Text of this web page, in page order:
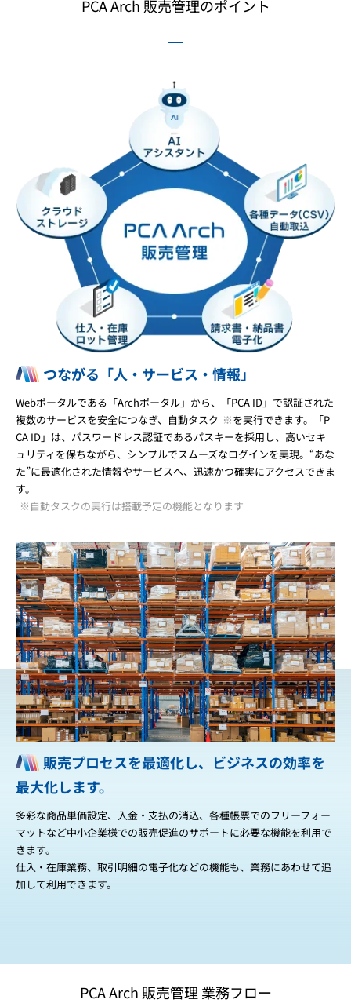
PCA Arch 販売管理のポイント
つながる「人・サービス・情報」
Webポータルである「Archポータル」から、「PCA ID」で認証された
複数のサービスを安全につなぎ、自動タスク ※を実行できます。「P
CA ID」は、パスワードレス認証であるパスキーを採用し、高いセキ
ュリティを保ちながら、シンプルでスムーズなログインを実現。“あな
た”に最適化された情報やサービスへ、迅速かつ確実にアクセスできま
す。
※自動タスクの実行は搭載予定の機能となります
販売プロセスを最適化し、ビジネスの効率を
最大化します。
多彩な商品単価設定、入金・支払の消込、各種帳票でのフリーフォー
マットなど中小企業様での販売促進のサポートに必要な機能を利用で
きます。
仕入・在庫業務、取引明細の電子化などの機能も、業務にあわせて追
加して利用できます。
PCA Arch 販売管理 業務フロー